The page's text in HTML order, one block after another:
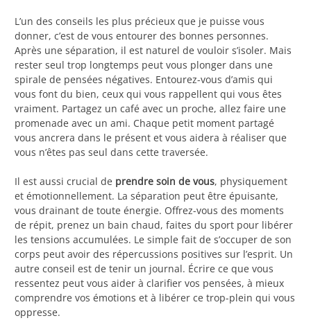
L’un des conseils les plus précieux que je puisse vous
donner, c’est de vous entourer des bonnes personnes.
Après une séparation, il est naturel de vouloir s’isoler. Mais
rester seul trop longtemps peut vous plonger dans une
spirale de pensées négatives. Entourez-vous d’amis qui
vous font du bien, ceux qui vous rappellent qui vous êtes
vraiment. Partagez un café avec un proche, allez faire une
promenade avec un ami. Chaque petit moment partagé
vous ancrera dans le présent et vous aidera à réaliser que
vous n’êtes pas seul dans cette traversée.
Il est aussi crucial de prendre soin de vous, physiquement
et émotionnellement. La séparation peut être épuisante,
vous drainant de toute énergie. Offrez-vous des moments
de répit, prenez un bain chaud, faites du sport pour libérer
les tensions accumulées. Le simple fait de s’occuper de son
corps peut avoir des répercussions positives sur l’esprit. Un
autre conseil est de tenir un journal. Écrire ce que vous
ressentez peut vous aider à clarifier vos pensées, à mieux
comprendre vos émotions et à libérer ce trop-plein qui vous
oppresse.